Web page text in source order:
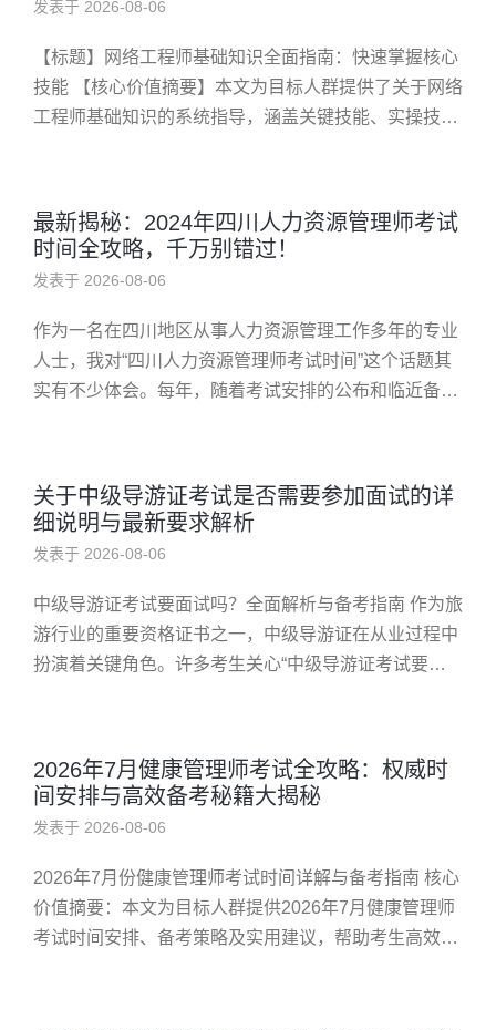
发表于 2026-08-06
【标题】网络工程师基础知识全面指南：快速掌握核心
技能 【核心价值摘要】本文为目标人群提供了关于网络
工程师基础知识的系统指导，涵盖关键技能、实操技巧
最新揭秘：2024年四川人力资源管理师考试
时间全攻略，千万别错过！
发表于 2026-08-06
作为一名在四川地区从事人力资源管理工作多年的专业
人士，我对“四川人力资源管理师考试时间”这个话题其
实有不少体会。每年，随着考试安排的公布和临近备考
关于中级导游证考试是否需要参加面试的详
细说明与最新要求解析
发表于 2026-08-06
中级导游证考试要面试吗？全面解析与备考指南 作为旅
游行业的重要资格证书之一，中级导游证在从业过程中
扮演着关键角色。许多考生关心“中级导游证考试要面
2026年7月健康管理师考试全攻略：权威时
间安排与高效备考秘籍大揭秘
发表于 2026-08-06
2026年7月份健康管理师考试时间详解与备考指南 核心
价值摘要：本文为目标人群提供2026年7月健康管理师
考试时间安排、备考策略及实用建议，帮助考生高效准